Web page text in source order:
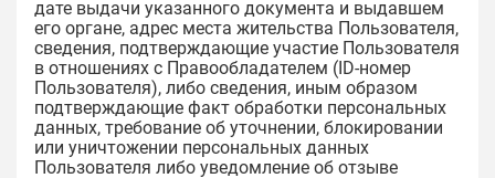
дате выдачи указанного документа и выдавшем
его органе, адрес места жительства Пользователя,
сведения, подтверждающие участие Пользователя
в отношениях с Правообладателем (ID-номер
Пользователя), либо сведения, иным образом
подтверждающие факт обработки персональных
данных, требование об уточнении, блокировании
или уничтожении персональных данных
Пользователя либо уведомление об отзыве